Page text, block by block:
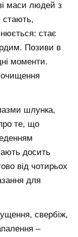
маси людей з
стають,
стає
Позиви в
моменти.
очищення
шлунка,
те, що
досить
від чотирьох
для
свербіж,
–